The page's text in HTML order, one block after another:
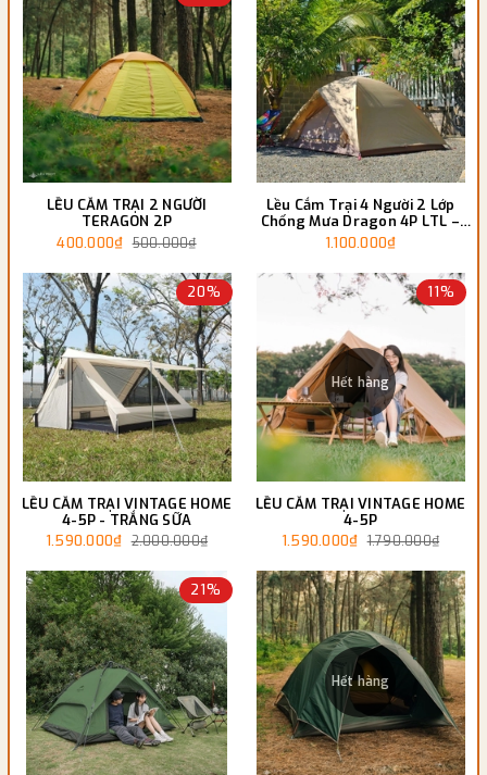
LỀU CẮM TRẠI 2 NGƯỜI
TERAGON 2P
400.000₫ 500.000₫
Lều Cắm Trại 4 Người 2 Lớp
Chống Mưa Dragon 4P LTL –
Bền Bỉ & Chống Nước Cực Tốt
1.100.000₫
20%
LỀU CẮM TRẠI VINTAGE HOME
4-5P - TRẮNG SỮA
1.590.000₫ 2.000.000₫
Hết hàng
11%
LỀU CẮM TRẠI VINTAGE HOME
4-5P
1.590.000₫ 1.790.000₫
21%
Hết hàng